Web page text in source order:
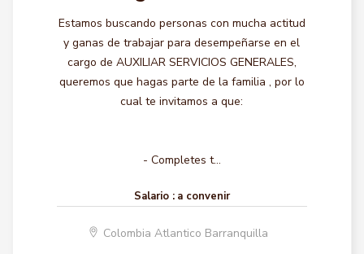
Estamos buscando personas con mucha actitud
y ganas de trabajar para desempeñarse en el
cargo de AUXILIAR SERVICIOS GENERALES,
queremos que hagas parte de la familia , por lo
cual te invitamos a que:
- Completes t...
Salario : a convenir
Colombia Atlantico Barranquilla